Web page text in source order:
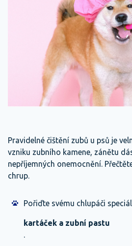
Pravidelné čištění zubů u psů je
vzniku zubního kamene, zánětu
nepříjemných onemocnění.
chrup.
Pořiďte svému chlupáči
kartáček a zubní pastu
.